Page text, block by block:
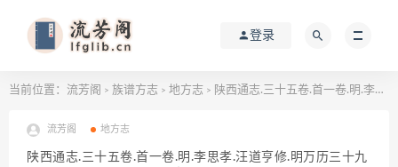
登录
当前位置： 流芳阁 > 族谱方志 > 地方志 > 陕西通志.三十五卷.首一卷.明.李思孝.汪道亨修.明万历三十九年刊本.书号A00129.灰度胶片 (附下载)
流芳阁 地方志
陕西通志.三十五卷.首一卷.明.李思孝.汪道亨修.明万历三十九